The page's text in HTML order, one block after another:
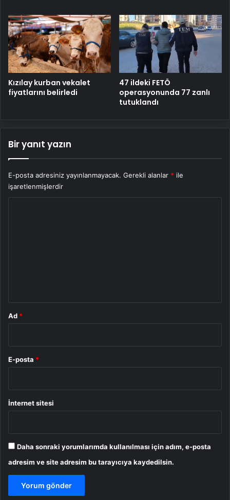
Kızılay kurban vekalet
fiyatlarını belirledi
47 ildeki FETÖ
operasyonunda 77 zanlı
tutuklandı
Bir yanıt yazın
E-posta adresiniz yayınlanmayacak. Gerekli alanlar * ile
işaretlenmişlerdir
Ad *
E-posta *
İnternet sitesi
Daha sonraki yorumlarımda kullanılması için adım, e-posta
adresim ve site adresim bu tarayıcıya kaydedilsin.